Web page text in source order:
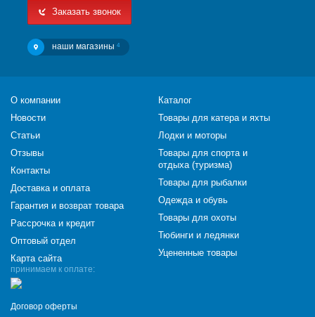
Заказать звонок
наши магазины 4
принимаем к оплате:
Договор оферты
О компании
Новости
Статьи
Отзывы
Контакты
Доставка и оплата
Гарантия и возврат товара
Рассрочка и кредит
Оптовый отдел
Карта сайта
Каталог
Товары для катера и яхты
Лодки и моторы
Товары для спорта и
отдыха (туризма)
Товары для рыбалки
Одежда и обувь
Товары для охоты
Тюбинги и ледянки
Уцененные товары